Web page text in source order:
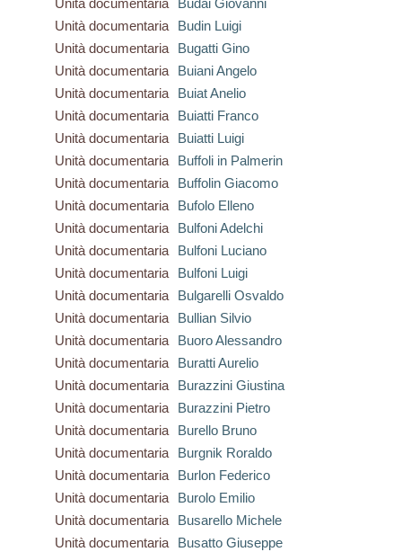
Unità documentaria
Budai Giovanni
Unità documentaria
Budin Luigi
Unità documentaria
Bugatti Gino
Unità documentaria
Buiani Angelo
Unità documentaria
Buiat Anelio
Unità documentaria
Buiatti Franco
Unità documentaria
Buiatti Luigi
Unità documentaria
Buffoli in Palmerin
Unità documentaria
Buffolin Giacomo
Unità documentaria
Bufolo Elleno
Unità documentaria
Bulfoni Adelchi
Unità documentaria
Bulfoni Luciano
Unità documentaria
Bulfoni Luigi
Unità documentaria
Bulgarelli Osvaldo
Unità documentaria
Bullian Silvio
Unità documentaria
Buoro Alessandro
Unità documentaria
Buratti Aurelio
Unità documentaria
Burazzini Giustina
Unità documentaria
Burazzini Pietro
Unità documentaria
Burello Bruno
Unità documentaria
Burgnik Roraldo
Unità documentaria
Burlon Federico
Unità documentaria
Burolo Emilio
Unità documentaria
Busarello Michele
Unità documentaria
Busatto Giuseppe